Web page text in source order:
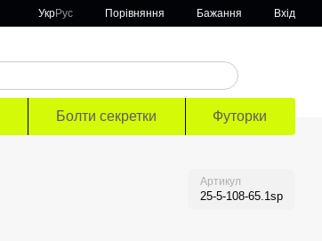
УкрРус Порівняння Бажання Вхід
Болти секретки Футорки
Артикул
25-5-108-65.1sp